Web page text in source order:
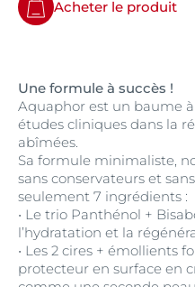
Acheter le produit
Une formule à succès !
Aquaphor est un baume
études cliniques dans la
abîmées.
Sa formule minimaliste,
sans conservateurs et
seulement 7 ingrédients :
• Le trio Panthénol +
l’hydratation et la
• Les 2 cires + émollients
protecteur en surface en